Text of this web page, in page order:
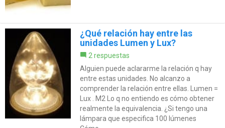
¿Qué relación hay entre las
unidades Lumen y Lux?
2 respuestas
Alguien puede aclararme la relación q hay
entre estas unidades. No alcanzo a
comprender la relación entre ellas. Lumen =
Lux . M2 Lo q no entiendo es cómo obtener
realmente la equivalencia. ¿Si tengo una
lámpara que especifica 100 lúmenes